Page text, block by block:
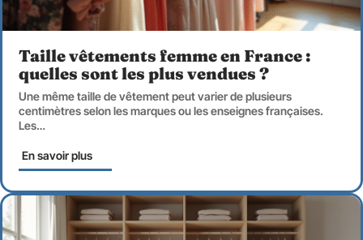
Taille vêtements femme en France :
quelles sont les plus vendues ?
Une même taille de vêtement peut varier de plusieurs
centimètres selon les marques ou les enseignes françaises.
Les…
En savoir plus